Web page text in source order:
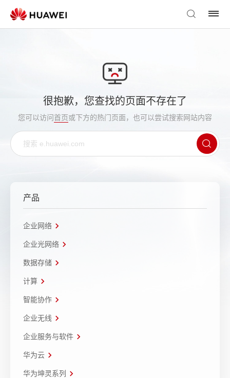
很抱歉，您查找的页面不存在了
您可以访问首页或下方的热门页面，也可以尝试搜索网站内容
产品
企业网络
企业光网络
数据存储
计算
智能协作
企业无线
企业服务与软件
华为云
华为坤灵系列